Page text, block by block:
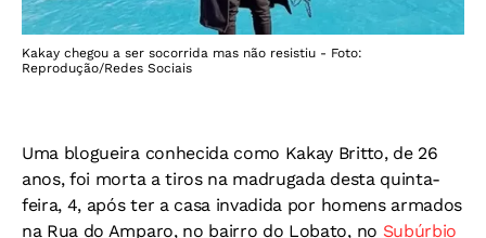
Kakay chegou a ser socorrida mas não resistiu - Foto:
Reprodução/Redes Sociais
Uma blogueira conhecida como Kakay Britto, de 26
anos, foi morta a tiros na madrugada desta quinta-
feira, 4, após ter a casa invadida por homens armados
na Rua do Amparo, no bairro do Lobato, no Subúrbio